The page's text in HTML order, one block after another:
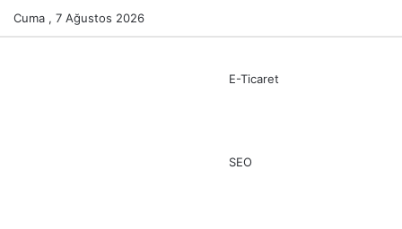
Cuma , 7 Ağustos 2026
E-Ticaret
SEO